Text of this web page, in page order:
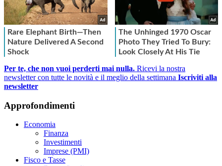
Per te, che non vuoi perderti mai nulla. Ricevi la nostra
newsletter con tutte le novità e il meglio della settimana Iscriviti alla
newsletter
Approfondimenti
Economia
Finanza
Investimenti
Imprese (PMI)
Fisco e Tasse